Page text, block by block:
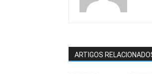
ARTIGOS